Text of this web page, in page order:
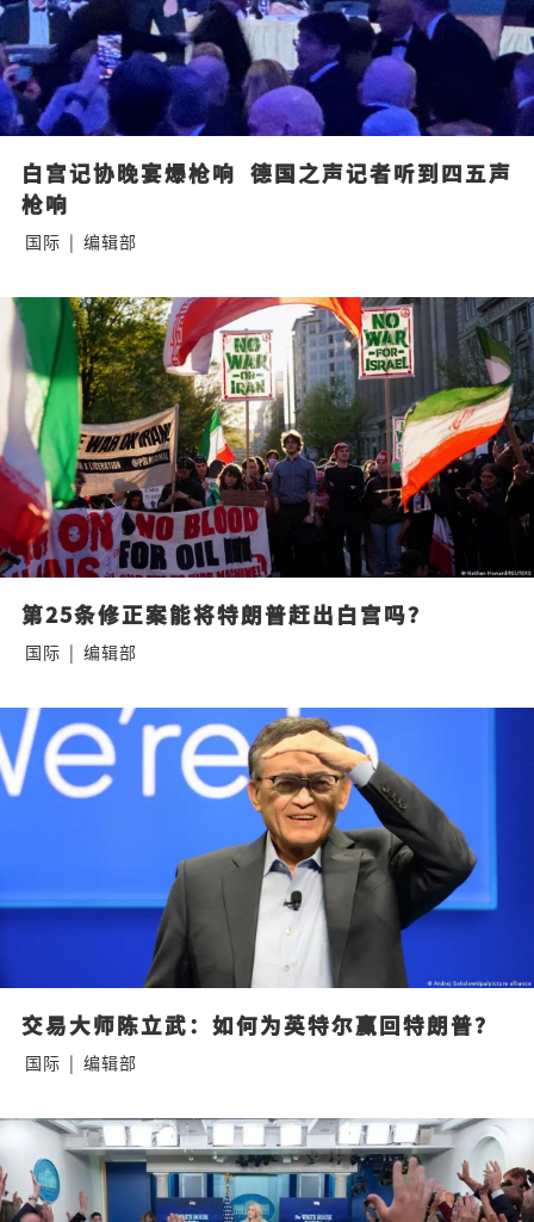
白宫记协晚宴爆枪响  德国之声记者听到四五声
枪响
国际 | 编辑部
第25条修正案能将特朗普赶出白宫吗？
国际 | 编辑部
交易大师陈立武：如何为英特尔赢回特朗普？
国际 | 编辑部